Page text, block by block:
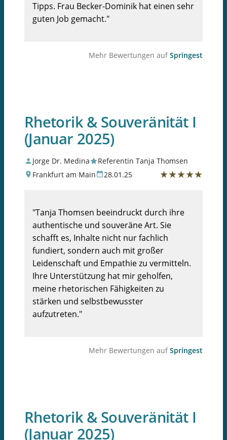
Tipps. Frau Becker-Dominik hat einen sehr
guten Job gemacht."
Mehr Bewertungen aufSpringest
Rhetorik & Souveränität I
(Januar 2025)
Jorge Dr. Medina
Referentin Tanja Thomsen
Frankfurt am Main
28.01.25 ★★★★★
"Tanja Thomsen beeindruckt durch ihre
authentische und souveräne Art. Sie
schafft es, Inhalte nicht nur fachlich
fundiert, sondern auch mit großer
Leidenschaft und Empathie zu vermitteln.
Ihre Unterstützung hat mir geholfen,
meine rhetorischen Fähigkeiten zu
stärken und selbstbewusster
aufzutreten."
Mehr Bewertungen aufSpringest
Rhetorik & Souveränität I
(Januar 2025)